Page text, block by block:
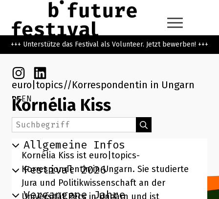
Zum Hauptinhalt der Seite springen
Zur Startseite navigieren
Instagram
Linkedin
DEEN
Suchbegriff Suchen
Allgemeine Infos
Festival 2026
Vergangene Jahre
+++ Unterstütze das Festival als Volunteer. Jetzt bewerben! +++
euro|topics Korrespondentin in Ungarn
Kornélia Kiss
Kornélia Kiss ist euro|topics-
Korrespondentin in Ungarn. Sie studierte
Jura und Politikwissenschaft an der
Universität Pécs in Ungarn und ist